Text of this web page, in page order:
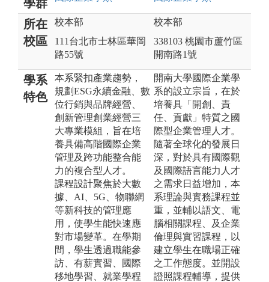
學群
所在
校區
校本部
111台北市士林區華岡
路55號
校本部
338103 桃園市蘆竹區
開南路1號
學系
特色
本系緊扣產業趨勢，
規劃ESG永續金融、數
位行銷與品牌經營、
創新管理創業經營三
大專業模組，旨在培
養具備高階國際企業
管理及跨功能整合能
力的複合型人才。
課程設計聚焦於大數
據、AI、5G、物聯網
等新科技的管理應
用，使學生能快速應
對市場變革。在學期
間，學生透過職能參
訪、有薪實習、國際
移地學習、就業學程
開南大學國際企業學
系的設立宗旨，在於
培養具「開創、責
任、貢獻」特質之國
際型企業管理人才。
隨著全球化的發展日
深，對於具有國際觀
及國際語言能力人才
之需求日益增加，本
系理論與實務課程並
重，並輔以語文、電
腦相關課程、及企業
倫理與實習課程，以
建立學生在職場正確
之工作態度。並開設
證照課程輔導，提供